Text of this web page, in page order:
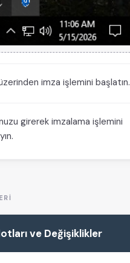
imza işlemini başlatın.
girerek imzalama işlemini
ve Değişiklikler